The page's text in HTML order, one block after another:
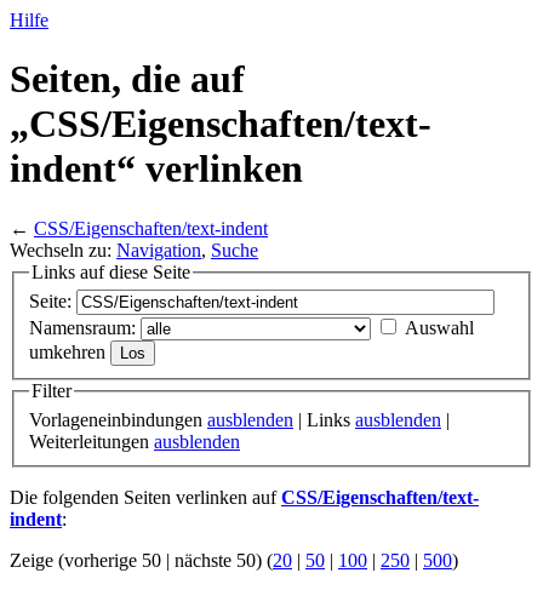
Hilfe
Seiten, die auf
„CSS/Eigenschaften/text-
indent“ verlinken
← CSS/Eigenschaften/text-indent
Wechseln zu: Navigation, Suche
Links auf diese Seite
Seite:
Namensraum:
Auswahl
umkehren
Filter
Vorlageneinbindungen ausblenden | Links ausblenden |
Weiterleitungen ausblenden
Die folgenden Seiten verlinken aufCSS/Eigenschaften/text-
indent:
Zeige (vorherige 50 | nächste 50) (20 | 50 | 100 | 250 | 500)